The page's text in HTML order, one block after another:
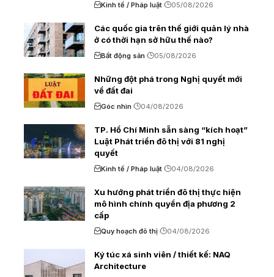
Kinh tế / Pháp luật 05/08/2026
Các quốc gia trên thế giới quản lý nhà
ở có thời hạn sở hữu thế nào?
Bất động sản 05/08/2026
Những đột phá trong Nghị quyết mới
về đất đai
Góc nhìn 04/08/2026
TP. Hồ Chí Minh sẵn sàng “kích hoạt”
Luật Phát triển đô thị với 81 nghị
quyết
Kinh tế / Pháp luật 04/08/2026
Xu hướng phát triển đô thị thực hiện
mô hình chính quyền địa phương 2
cấp
Quy hoạch đô thị 04/08/2026
Ký túc xá sinh viên / thiết kế: NAQ
Architecture